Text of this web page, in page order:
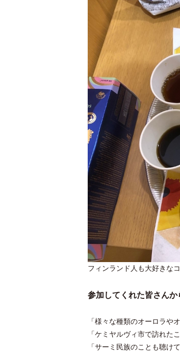
フィンランド人も大好きな
参加してくれた皆さんか
「様々な種類のオーロラや
「ケミヤルヴィ市で訪れた
「サーミ民族のことも聴け